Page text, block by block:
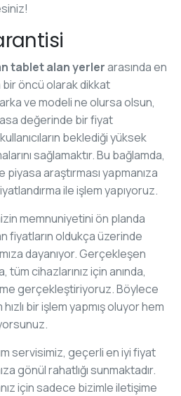
tablet alan yerlerarasında en
öncü olarak dikkat
ve modeli ne olursa olsun,
değerinde bir fiyat
beklediği yüksek
sağlamaktır. Bu bağlamda,
piyasa araştırması yapmanıza
ile işlem yapıyoruz.
memnuniyetini ön planda
fiyatların oldukça üzerinde
dayanıyor. Gerçekleşen
cihazlarınız için anında,
gerçekleştiriyoruz. Böylece
bir işlem yapmış oluyor hem
servisimiz, geçerli en iyi fiyat
gönül rahatlığı sunmaktadır.
için sadece bizimle iletişime